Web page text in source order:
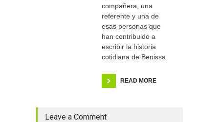
compañera, una
referente y una de
esas personas que
han contribuido a
escribir la historia
cotidiana de Benissa
READ MORE
Leave a Comment